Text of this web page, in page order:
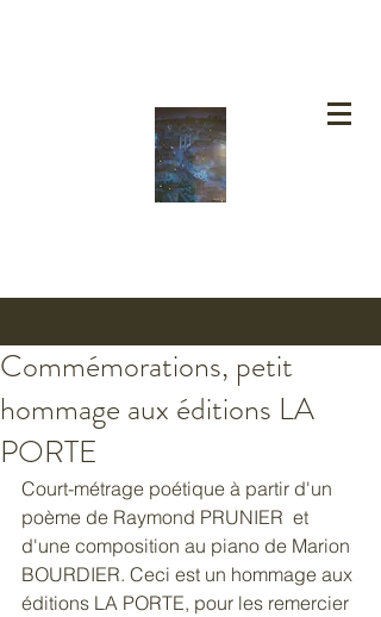
Commémorations, petit
hommage aux éditions LA
PORTE
Court-métrage poétique à partir d'un
poème de Raymond PRUNIER  et
d'une composition au piano de Marion
BOURDIER. Ceci est un hommage aux
éditions LA PORTE, pour les remercier